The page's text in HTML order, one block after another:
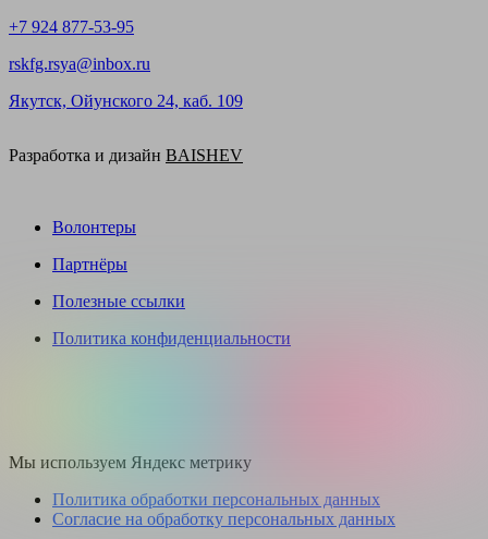
+7 924 877-53-95
rskfg.rsya@inbox.ru
Якутск, Ойунского 24, каб. 109
Разработка и дизайн BAISHEV
Волонтеры
Партнёры
Полезные ссылки
Политика конфиденциальности
Мы используем Яндекс метрику
Политика обработки персональных данных
Согласие на обработку персональных данных